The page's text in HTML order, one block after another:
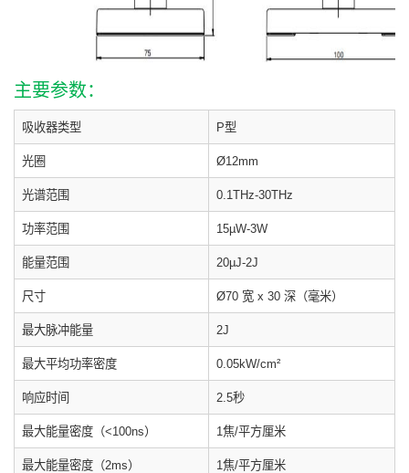
主要参数：
吸收器类型 P型
光圈 Ø12mm
光谱范围 0.1THz-30THz
功率范围 15µW-3W
能量范围 20µJ-2J
尺寸 Ø70 宽 x 30 深（毫米）
最大脉冲能量 2J
最大平均功率密度 0.05kW/cm²
响应时间 2.5秒
最大能量密度（<100ns） 1焦/平方厘米
最大能量密度（2ms） 1焦/平方厘米